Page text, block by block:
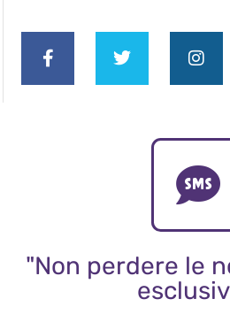
"Non perdere le